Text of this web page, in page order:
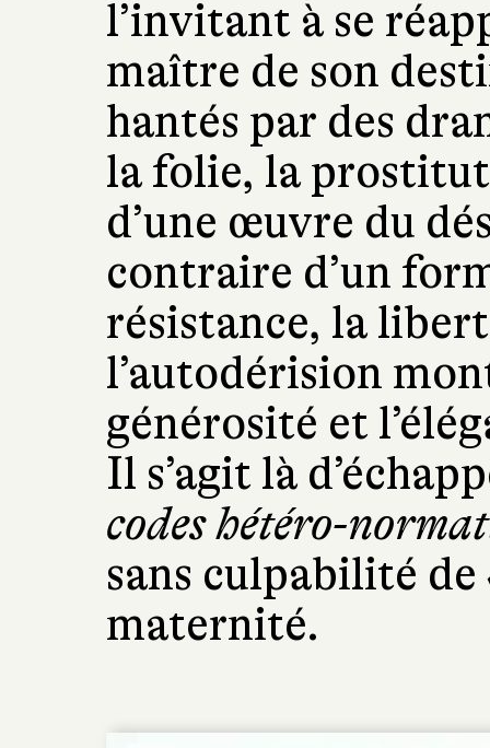
l’invitant à se
maître de son
hantés par des
la folie, la
d’une œuvre du
contraire d’un
résistance, la
l’autodérision
générosité et
Il s’agit là
codes hétéro-
sans culpabilité de
maternité.